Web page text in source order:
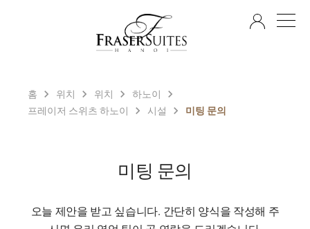
홈 위치 위치
하노이
프레이저 스위츠 하노이
시설 미팅 문의
미팅 문의
오늘 제안을 받고 싶습니다. 간단히 양식을 작성해 주